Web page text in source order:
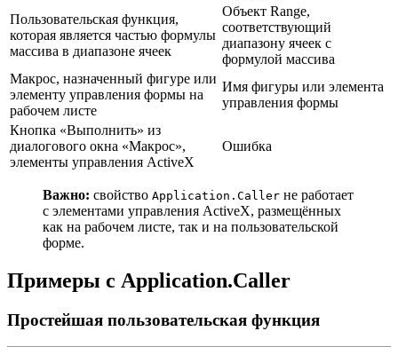
Пользовательская функция,
которая является частью формулы
массива в диапазоне ячеек
Объект Range,
соответствующий
диапазону ячеек с
формулой массива
Макрос, назначенный фигуре или
элементу управления формы на
рабочем листе
Имя фигуры или элемента
управления формы
Кнопка «Выполнить» из
диалогового окна «Макрос»,
элементы управления ActiveX
Ошибка
Важно: свойство Application.Caller не работает
с элементами управления ActiveX, размещённых
как на рабочем листе, так и на пользовательской
форме.
Примеры с Application.Caller
Простейшая пользовательская функция